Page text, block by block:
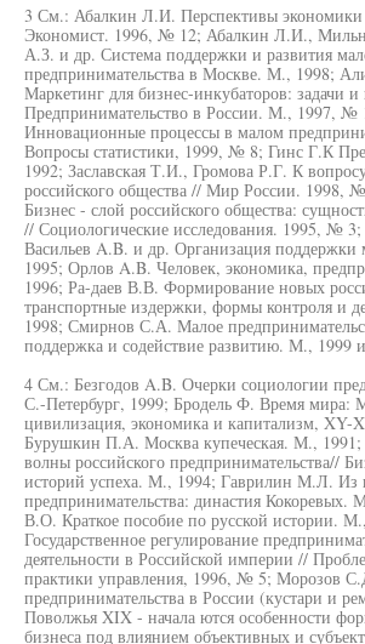
3 См.: Абалкин Л.И. Перспективы экономики
Экономист. 1996, № 12; Абалкин Л.И.,
А.З. и др. Система поддержки и развития
предпринимательства в Москве. М., 1998;
Маркетинг для бизнес-инкубаторов: задачи
Предпринимательство в России. М., 1997, №
Инновационные процессы в малом
Вопросы статистики, 1999, № 8; Гинс Г.К
1992; Заславская Т.И., Громова Р.Г. К
российского общества // Мир России. 1998,
Бизнес - слой российского общества:
// Социологические исследования. 1995, №
Васильев A.B. и др. Организация поддержки
1995; Орлов A.B. Человек, экономика,
1996; Ра-даев В.В. Формирование новых
транспортные издержки, формы контроля и
1998; Смирнов С.А. Малое
поддержка и содействие развитию. М., 1999
4 См.: Безгодов A.B. Очерки социологии
С.-Петербург, 1999; Бродель Ф. Время мира:
цивилизация, экономика и капитализм,
Бурушкин П.А. Москва купеческая. М.,
волны российского предпринимательства//
историй успеха. М., 1994; Гаврилин М.Л. Из
предпринимательства: династия Кокоревых.
В.О. Краткое пособие по русской истории.
Государственное регулирование
деятельности в Российской империи //
практики управления, 1996, № 5; Морозов
предпринимательства в России (кустари и
Поволжья XIX - начала ются особенности
бизнеса под влиянием объективных и